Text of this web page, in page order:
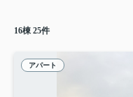
16棟 25件
アパート